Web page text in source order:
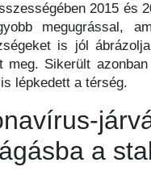
2015 és
megugrással,
is jól
meg. Sikerült
lépkedett a térség.
a